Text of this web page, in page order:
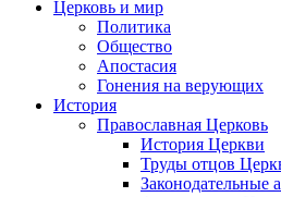
Церковь и мир
Политика
Общество
Апостасия
Гонения на верующих
История
Православная Церковь
История Церкви
Труды отцов
Законодательные